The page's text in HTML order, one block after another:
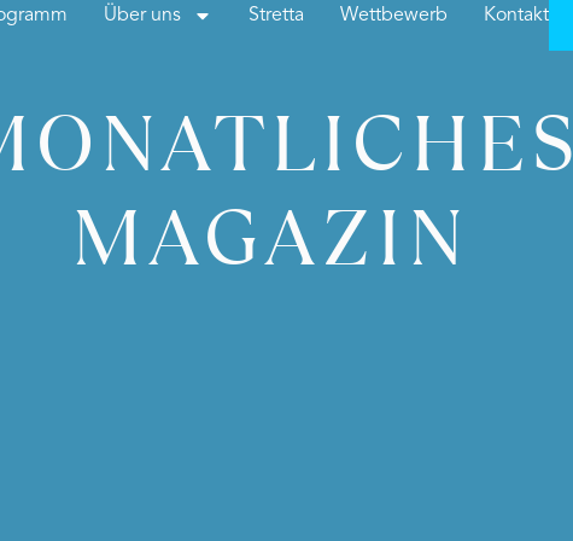
Über uns Stretta Wettbewerb Kontakt
MAGAZIN